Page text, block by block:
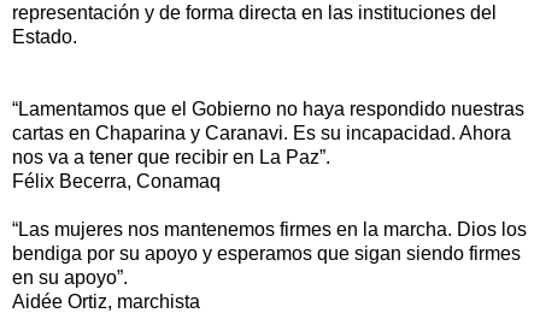
representación y de forma directa en las instituciones del
Estado.
“Lamentamos que el Gobierno no haya respondido nuestras
cartas en Chaparina y Caranavi. Es su incapacidad. Ahora
nos va a tener que recibir en La Paz”.
Félix Becerra, Conamaq
“Las mujeres nos mantenemos firmes en la marcha. Dios los
bendiga por su apoyo y esperamos que sigan siendo firmes
en su apoyo”.
Aidée Ortiz, marchista